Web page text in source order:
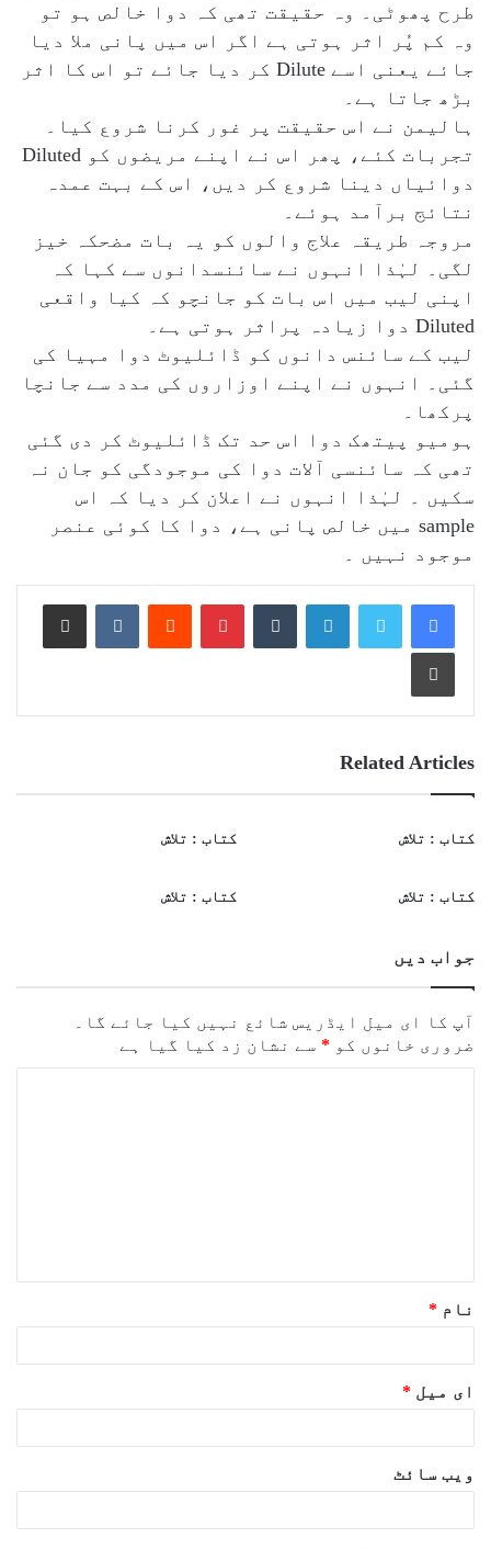
طرح پھوٹی۔ وہ حقیقت تھی کہ دوا خالص ہو تو
وہ کم پُر اثر ہوتی ہے اگر اس میں پانی ملا دیا
جائے یعنی اسے Dilute کر دیا جائے تو اس کا اثر
بڑھ جاتا ہے۔
ہالیمن نے اس حقیقت پر غور کرنا شروع کیا۔
تجربات کئے، پھر اس نے اپنے مریضوں کو Diluted
دوائیاں دینا شروع کر دیں، اس کے بہت عمدہ
نتائج برآمد ہوئے۔
مروجہ طریقہ علاج والوں کو یہ بات مضحکہ خیز
لگی۔ لہٰذا انہوں نے سائنسدانوں سے کہا کہ
اپنی لیب میں اس بات کو جانچو کہ کیا واقعی
Diluted دوا زیادہ پراثر ہوتی ہے۔
لیب کے سائنس دانوں کو ڈائلیوٹ دوا مہیا کی
گئی۔ انہوں نے اپنے اوزاروں کی مدد سے جانچا
پرکھا۔
ہومیو پیتھک دوا اس حد تک ڈائلیوٹ کر دی گئی
تھی کہ سائنسی آلات دوا کی موجودگی کو جان نہ
سکیں ۔ لہٰذا انہوں نے اعلان کر دیا کہ اس
sample میں خالص پانی ہے، دوا کا کوئی عنصر
موجود نہیں ۔
LinkedIn
Tumblr
Pinterest
Reddit
VKontakte
Share via Email
Print
Related Articles
کتاب : تلاش کتاب : تلاش
کتاب : تلاش کتاب : تلاش
جواب دیں
آپ کا ای میل ایڈریس شائع نہیں کیا جائے گا۔
ضروری خانوں کو * سے نشان زد کیا گیا ہے
نام *
ای میل *
ویب‌ سائٹ